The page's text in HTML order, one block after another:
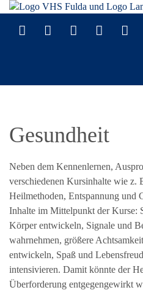
Gesundheit
Neben dem Kennenlernen,
verschiedenen Kursinhalte wie z.
Heilmethoden, Entspannung und
Inhalte im Mittelpunkt der Kurse:
Körper entwickeln, Signale und
wahrnehmen, größere
entwickeln, Spaß und
intensivieren. Damit könnte der
Überforderung entgegengewirkt